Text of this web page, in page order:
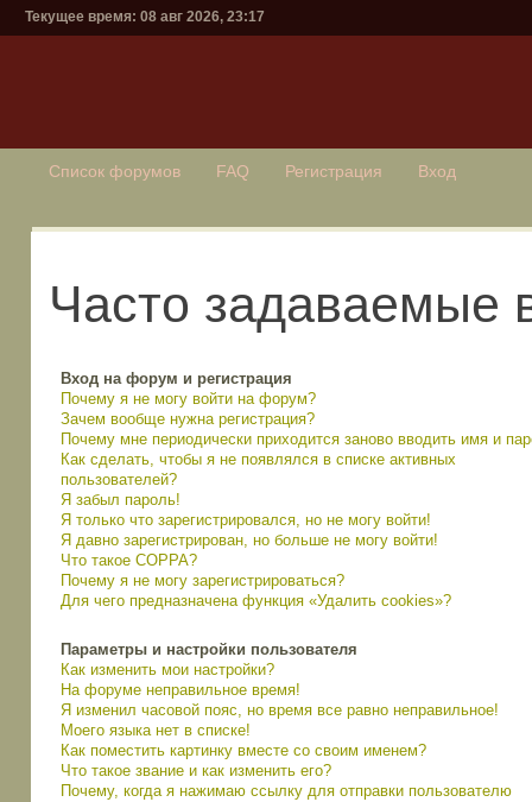
Текущее время: 08 авг 2026, 23:17
Список форумов FAQ Регистрация Вход
Часто задаваемые
Вход на форум и регистрация
Почему я не могу войти на форум?
Зачем вообще нужна регистрация?
Почему мне периодически приходится заново вводить имя и
Как сделать, чтобы я не появлялся в списке активных
пользователей?
Я забыл пароль!
Я только что зарегистрировался, но не могу войти!
Я давно зарегистрирован, но больше не могу войти!
Что такое COPPA?
Почему я не могу зарегистрироваться?
Для чего предназначена функция «Удалить cookies»?
Параметры и настройки пользователя
Как изменить мои настройки?
На форуме неправильное время!
Я изменил часовой пояс, но время все равно неправильное!
Моего языка нет в списке!
Как поместить картинку вместе со своим именем?
Что такое звание и как изменить его?
Почему, когда я нажимаю ссылку для отправки пользователю